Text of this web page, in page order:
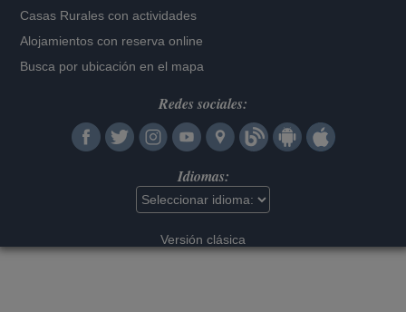
Casas Rurales con actividades
Alojamientos con reserva online
Busca por ubicación en el mapa
Redes sociales:
Idiomas:
Versión clásica